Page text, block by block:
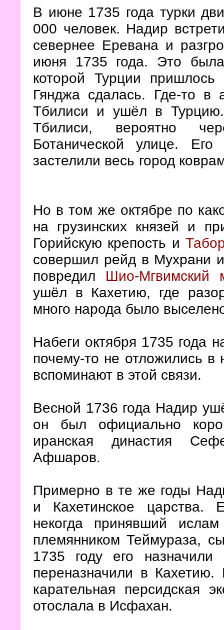
В июне 1735 года турки
000 человек. Надир
севернее Еревана и
июня 1735 года. Это
которой Турции пришлось
Гянджа сдалась. Где-то в
Тбилиси и ушёл в
Тбилиси, вероятно
Ботанической улице.
застелили весь город
Но в том же октябре по
на грузинских князей и
Горийскую крепость и
совершил рейд в Мухрани
повредил Шио-Мгвимский
ушёл в Кахетию, где
много народа было
Набеги октября 1735 года
почему-то не отложились
вспоминают в этой связи.
Весной 1736 года Надир
он был официально
иранская династия
Афшаров.
Примерно в те же годы
и Кахетинское царства.
некогда принявший
племянником Теймураза,
1735 году его
переназначили в
карательная персидская
отослала в Исфахан.